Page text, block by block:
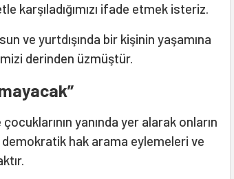
karşıladığımızı ifade etmek isteriz.
ve yurtdışında bir kişinin yaşamına
derinden üzmüştür.
yanında yer alarak onların
hak arama eylemeleri ve